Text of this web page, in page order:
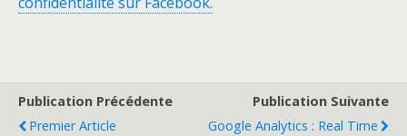
Publication Précédente
Premier Article
Publication Suivante
Google Analytics : Real Time